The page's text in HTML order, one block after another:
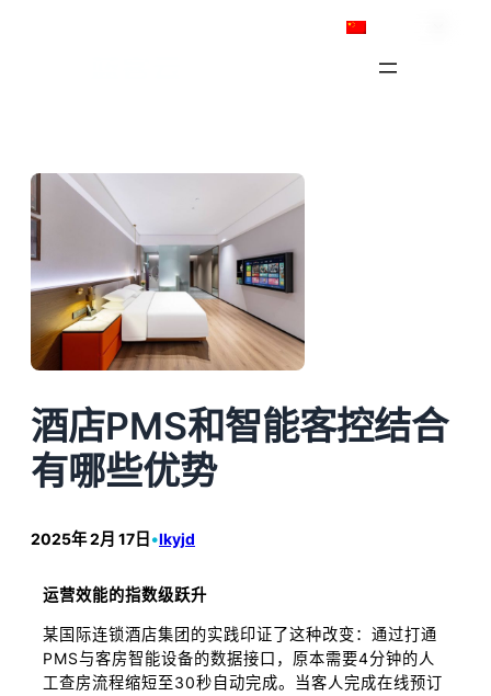
酒店PMS和智能客控结合
有哪些优势
2025年 2月 17日 •lkyjd
运营效能的指数级跃升
某国际连锁酒店集团的实践印证了这种改变：通过打通
PMS与客房智能设备的数据接口，原本需要4分钟的人
工查房流程缩短至30秒自动完成。当客人完成在线预订